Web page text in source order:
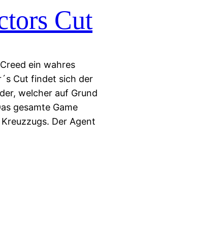
Cut
ein wahres
Cut findet sich der
welcher auf Grund
gesamte Game
Der Agent